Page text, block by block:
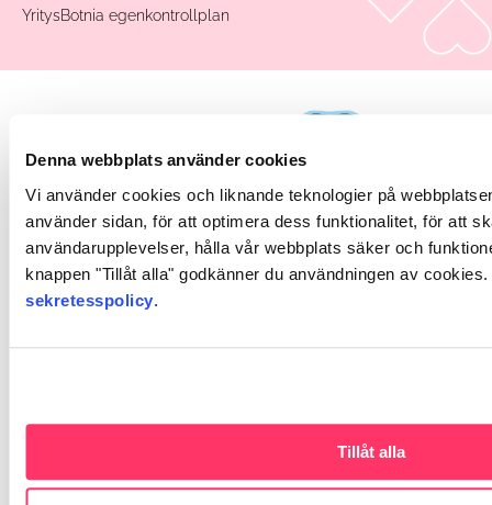
Denna webbplats använder cookies
Vi använder cookies och liknande teknologier på
använder sidan, för att optimera dess funktionalitet, för att
användarupplevelser, hålla vår webbplats säker och
knappen "Tillåt alla" godkänner du användningen av
sekretesspolicy.
Tillåt alla
YritysBotnia egenkontrollplan